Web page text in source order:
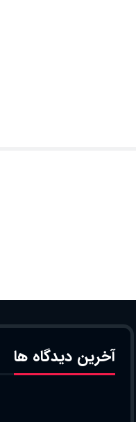
آخرین دیدگاه ها